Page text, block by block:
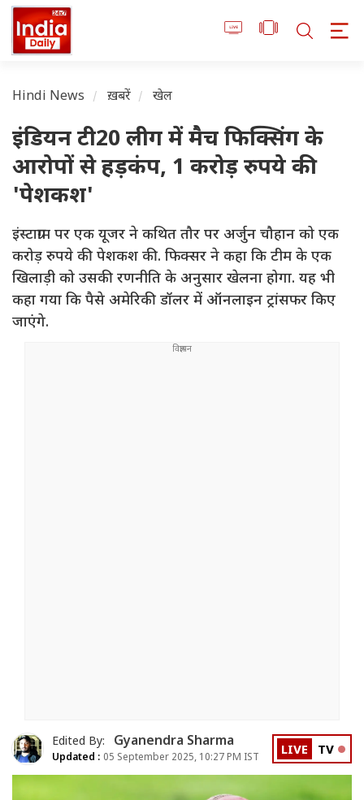
Hindi News ख़बरें खेल
इंडियन टी20 लीग में मैच फिक्सिंग के
आरोपों से हड़कंप, 1 करोड़ रुपये की
'पेशकश'
इंस्टाग्राम पर एक यूजर ने कथित तौर पर अर्जुन चौहान को एक
करोड़ रुपये की पेशकश की. फिक्सर ने कहा कि टीम के एक
खिलाड़ी को उसकी रणनीति के अनुसार खेलना होगा. यह भी
कहा गया कि पैसे अमेरिकी डॉलर में ऑनलाइन ट्रांसफर किए
जाएंगे.
Edited By: Gyanendra Sharma
Updated : 05 September 2025, 10:27 PM IST LIVE TV